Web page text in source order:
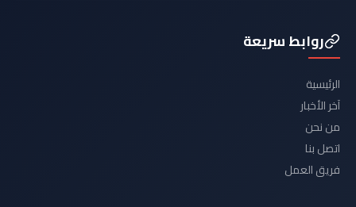
روابط سريعة
الرئيسية
آخر الأخبار
من نحن
اتصل بنا
فريق العمل